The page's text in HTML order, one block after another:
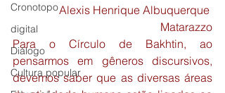
Cronotopo
digital
Diálogo
Cultura popular
Alexis Henrique Albuquerque
Matarazzo
Para o Círculo de Bakhtin, ao
pensarmos em gêneros discursivos,
devemos saber que as diversas áreas